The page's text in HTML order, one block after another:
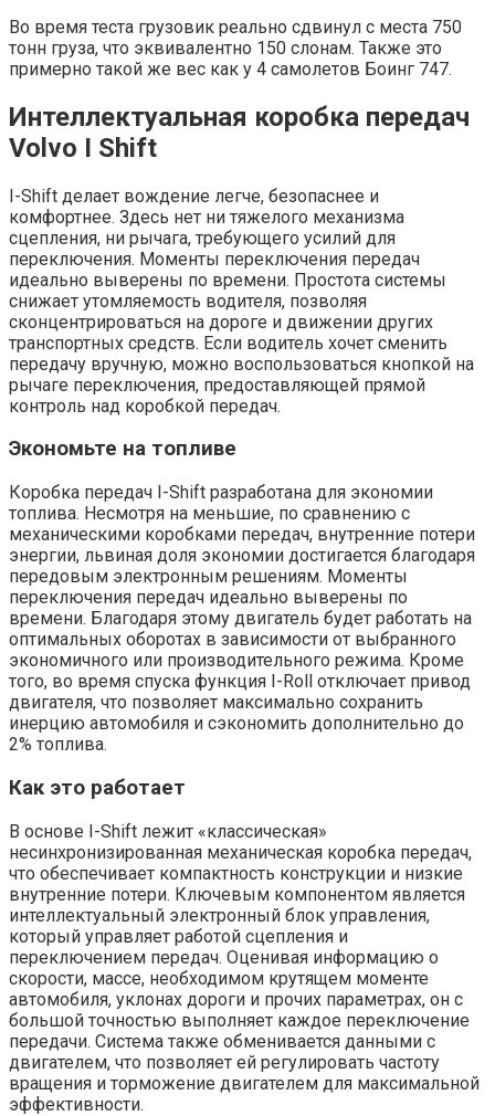
Во время теста грузовик реально сдвинул с места 750
тонн груза, что эквивалентно 150 слонам. Также это
примерно такой же вес как у 4 самолетов Боинг 747.
Интеллектуальная коробка передач
Volvo I Shift
I-Shift делает вождение легче, безопаснее и
комфортнее. Здесь нет ни тяжелого механизма
сцепления, ни рычага, требующего усилий для
переключения. Моменты переключения передач
идеально выверены по времени. Простота системы
снижает утомляемость водителя, позволяя
сконцентрироваться на дороге и движении других
транспортных средств. Если водитель хочет сменить
передачу вручную, можно воспользоваться кнопкой на
рычаге переключения, предоставляющей прямой
контроль над коробкой передач.
Экономьте на топливе
Коробка передач I-Shift разработана для экономии
топлива. Несмотря на меньшие, по сравнению с
механическими коробками передач, внутренние потери
энергии, львиная доля экономии достигается благодаря
передовым электронным решениям. Моменты
переключения передач идеально выверены по
времени. Благодаря этому двигатель будет работать на
оптимальных оборотах в зависимости от выбранного
экономичного или производительного режима. Кроме
того, во время спуска функция I-Roll отключает привод
двигателя, что позволяет максимально сохранить
инерцию автомобиля и сэкономить дополнительно до
2% топлива.
Как это работает
В основе I-Shift лежит «классическая»
несинхронизированная механическая коробка передач,
что обеспечивает компактность конструкции и низкие
внутренние потери. Ключевым компонентом является
интеллектуальный электронный блок управления,
который управляет работой сцепления и
переключением передач. Оценивая информацию о
скорости, массе, необходимом крутящем моменте
автомобиля, уклонах дороги и прочих параметрах, он с
большой точностью выполняет каждое переключение
передачи. Система также обменивается данными с
двигателем, что позволяет ей регулировать частоту
вращения и торможение двигателем для максимальной
эффективности.